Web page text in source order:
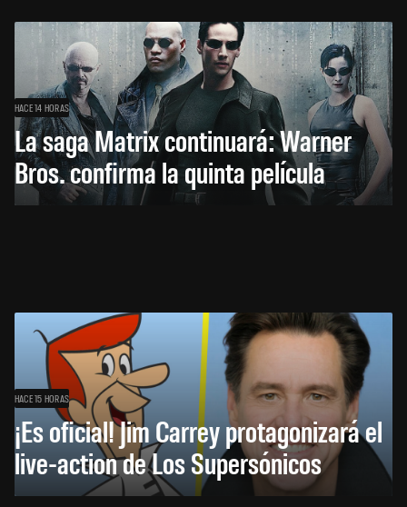
HACE 14 HORAS
La saga Matrix continuará: Warner
Bros. confirma la quinta película
HACE 15 HORAS
¡Es oficial! Jim Carrey protagonizará el
live-action de Los Supersónicos